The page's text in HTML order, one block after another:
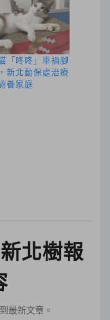
「咚咚」車禍腳
新北動保處治療
養家庭
北樹報
最新文章。